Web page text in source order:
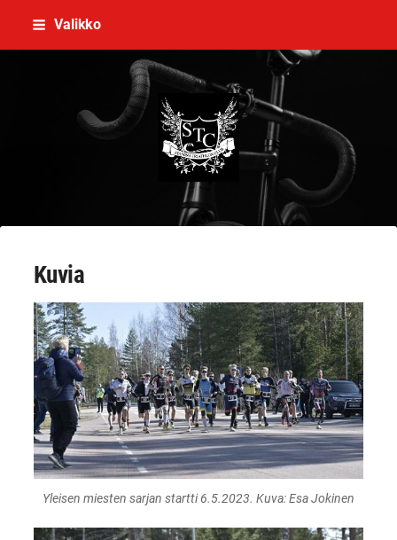
Siirry
Valikko
Stamina Triathlon Club Ry
Kuvia
Yleisen miesten sarjan startti 6.5.2023. Kuva: Esa Jokinen